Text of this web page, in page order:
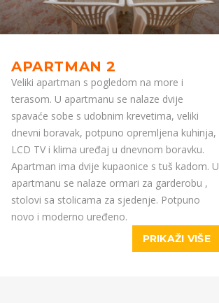
APARTMAN 2
Veliki apartman s pogledom na more i
terasom. U apartmanu se nalaze dvije
spavaće sobe s udobnim krevetima, veliki
dnevni boravak, potpuno opremljena kuhinja,
LCD TV i klima uređaj u dnevnom boravku.
Apartman ima dvije kupaonice s tuš kadom. U
apartmanu se nalaze ormari za garderobu ,
stolovi sa stolicama za sjedenje. Potpuno
novo i moderno uređeno.
PRIKAŽI VIŠE